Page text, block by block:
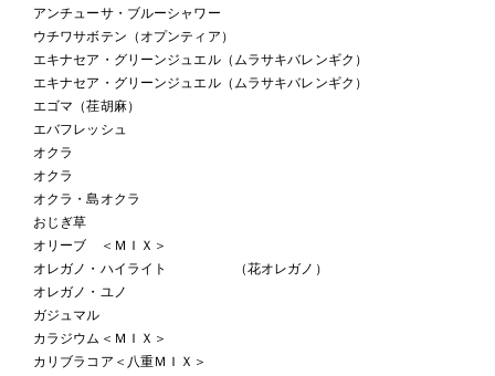
アンチューサ・ブルーシャワー
ウチワサボテン（オプンティア）
エキナセア・グリーンジュエル（ムラサキバレンギク）
エキナセア・グリーンジュエル（ムラサキバレンギク）
エゴマ（荏胡麻）
エバフレッシュ
オクラ
オクラ
オクラ・島オクラ
おじぎ草
オリーブ ＜ＭＩＸ＞
オレガノ・ハイライト （花オレガノ）
オレガノ・ユノ
ガジュマル
カラジウム＜ＭＩＸ＞
カリブラコア＜八重ＭＩＸ＞